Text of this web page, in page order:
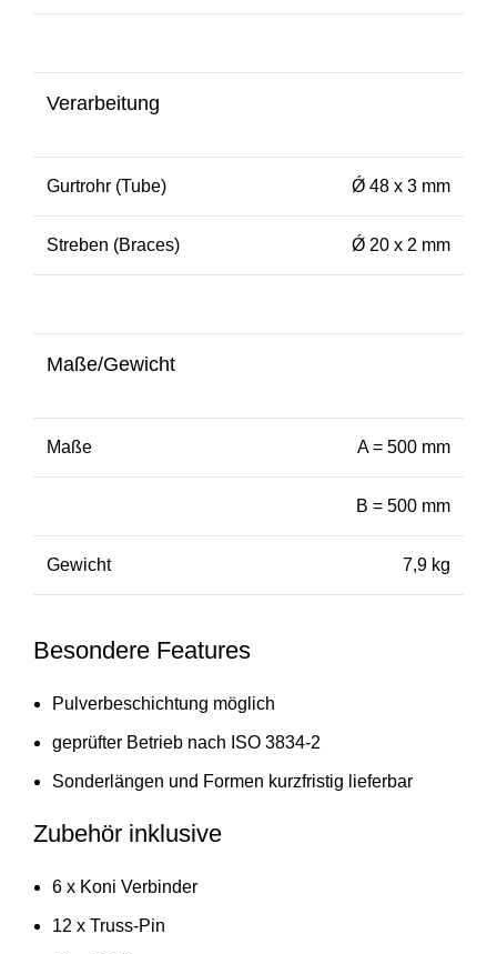
Verarbeitung
Gurtrohr (Tube) Ǿ 48 x 3 mm
Streben (Braces) Ǿ 20 x 2 mm
Maße/Gewicht
Maße A = 500 mm
B = 500 mm
Gewicht 7,9 kg
Besondere Features
Pulverbeschichtung möglich
geprüfter Betrieb nach ISO 3834-2
Sonderlängen und Formen kurzfristig lieferbar
Zubehör inklusive
6 x Koni Verbinder
12 x Truss-Pin